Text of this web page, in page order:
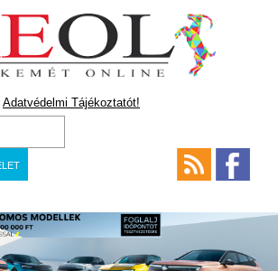
Adatvédelmi Tájékoztatót!